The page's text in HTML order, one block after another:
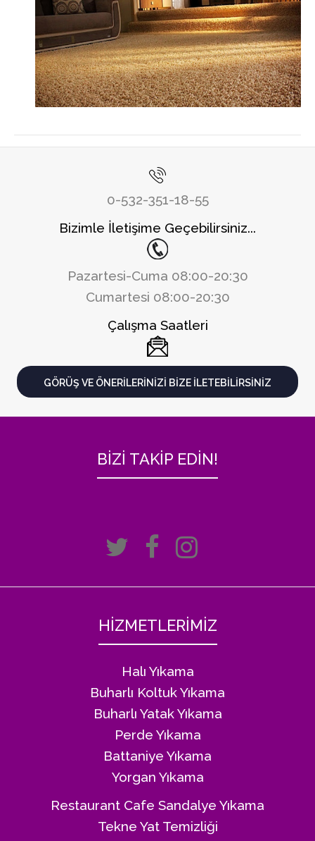
0-532-351-18-55
Bizimle İletişime Geçebilirsiniz...
Pazartesi-Cuma 08:00-20:30
Cumartesi 08:00-20:30
Çalışma Saatleri
GÖRÜŞ VE ÖNERILERINIZI BIZE ILETEBILIRSINIZ
BİZİ TAKİP EDİN!
HİZMETLERİMİZ
Halı Yıkama
Buharlı Koltuk Yıkama
Buharlı Yatak Yıkama
Perde Yıkama
Battaniye Yıkama
Yorgan Yıkama
Restaurant Cafe Sandalye Yıkama
Tekne Yat Temizliği